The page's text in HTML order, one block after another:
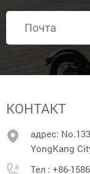
КОНТАКТ
адрес:
YongKang
Тел : +86-